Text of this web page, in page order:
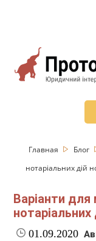
Главная Блог
нотаріальних дій
Варіанти для
нотаріальних
01.09.2020